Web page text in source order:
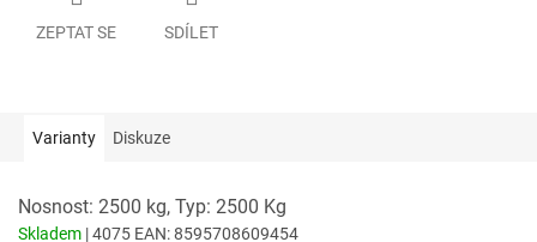
ZEPTAT SE SDÍLET
Varianty Diskuze
Nosnost: 2500 kg, Typ: 2500 Kg
Skladem | 4075 EAN:8595708609454